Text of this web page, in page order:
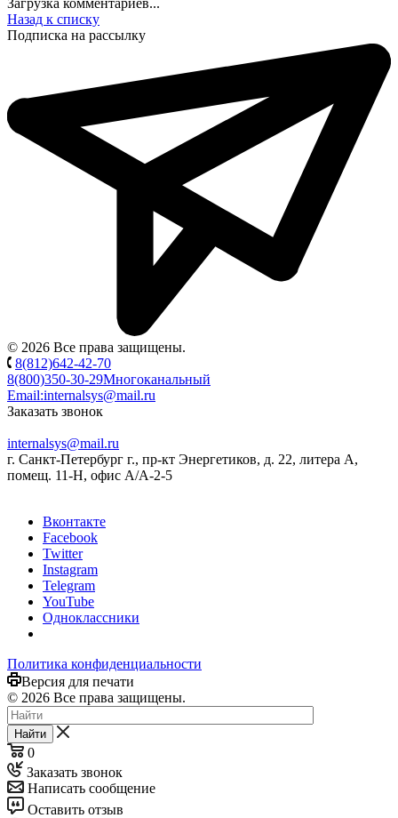
Назад к списку
Подписка на рассылку
© 2026 Все права защищены.
8(812)642-42-70
8(800)350-30-29Многоканальный
Email:internalsys@mail.ru
Заказать звонок
internalsys@mail.ru
г. Санкт-Петербург г., пр-кт Энергетиков, д. 22, литера А,
помещ. 11-Н, офис А/А-2-5
Вконтакте
Facebook
Twitter
Instagram
Telegram
YouTube
Одноклассники
Политика конфиденциальности
Версия для печати
© 2026 Все права защищены.
Найти
0
Заказать звонок
Написать сообщение
Оставить отзыв